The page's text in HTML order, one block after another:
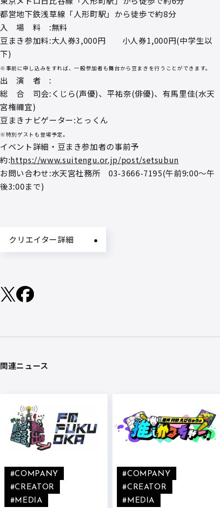
都営地下鉄浅草線「人形町駅」から徒歩で約8分
入 場 料 :無料
豆まき参加料:大人券3,000円 小人券1,000円(中学生以
下)
※事前に申し込みをすれば、一般参加者も舞台から豆まきを行うことができます。
出 演 者 :
総 合 司会:くじら(声優)、平祐奈(俳優)、有馬里佳(水天
宮権禰宜)
豆まきナビゲーター:とっくん
※特別ゲストも登場予定。
イベント詳細・豆まき参加者の事前予
約:https://www.suitengu.or.jp/post/setsubun
お問い合わせ:水天宮社務所 03-3666-7195(午前9:00～午
後3:00まで)
クリエイター詳細
関連ニュース
#COMPANY
#CREATOR
#MEDIA
#COMPANY
#CREATOR
#MEDIA